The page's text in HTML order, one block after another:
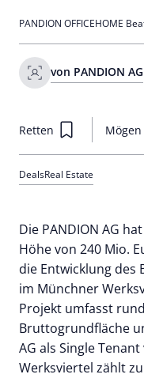
von PANDION AG
Retten Mögen
DealsReal Estate
PANDION OFFICEHOME
Die PANDION AG
Höhe von 240 Mio.
die Entwicklung des
im Münchner
Projekt umfasst
Bruttogrundfläche
AG als Single
Werksviertel zählt